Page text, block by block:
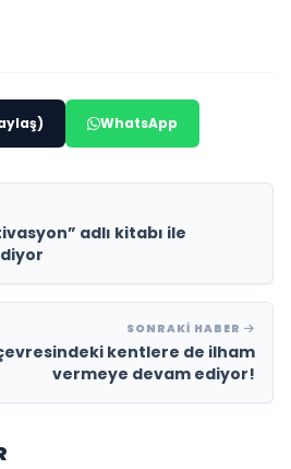
WhatsApp
adlı kitabı ile
SONRAKI HABER
kentlere de ilham
vermeye devam ediyor!